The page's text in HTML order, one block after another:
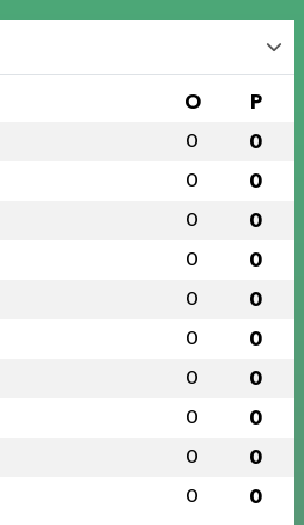
O P
0 0
0 0
0 0
0 0
0 0
0 0
0 0
0 0
0 0
0 0